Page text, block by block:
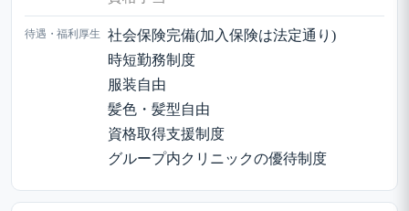
待遇・福利厚生
社会保険完備(加入保険は法定通り)
時短勤務制度
服装自由
髪色・髪型自由
資格取得支援制度
グループ内クリニックの優待制度